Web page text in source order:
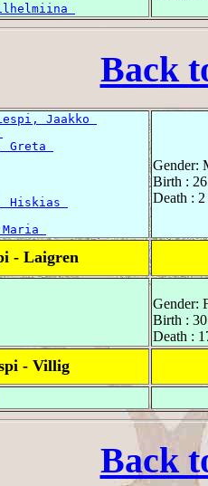
Back
Jaakko
Greta
Hiskias
Gender:
Birth :
Death :
- Laigren
Gender:
Birth :
Death :
- Villig
Back